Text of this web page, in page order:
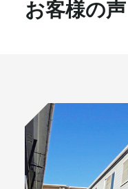
社⻑ブログ
会社情報
代表メッセージ
お客様の声